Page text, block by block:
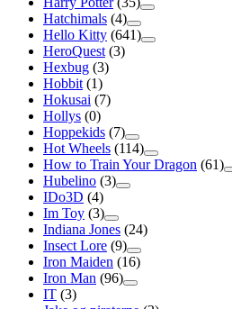
Hatchimals (4)
Hello Kitty (641)
HeroQuest (3)
Hexbug (3)
Hobbit (1)
Hokusai (7)
Hollys (0)
Hoppekids (7)
Hot Wheels (114)
How to Train Your Dragon (61)
Hubelino (3)
IDo3D (4)
Im Toy (3)
Indiana Jones (24)
Insect Lore (9)
Iron Maiden (16)
Iron Man (96)
IT (3)